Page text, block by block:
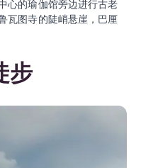
心的瑜伽馆旁边进行古老
瓦图寺的陡峭悬崖，巴厘
步